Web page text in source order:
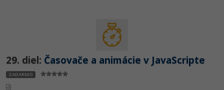
29. diel: Časovače a animácie v JavaScripte
ZADARMO